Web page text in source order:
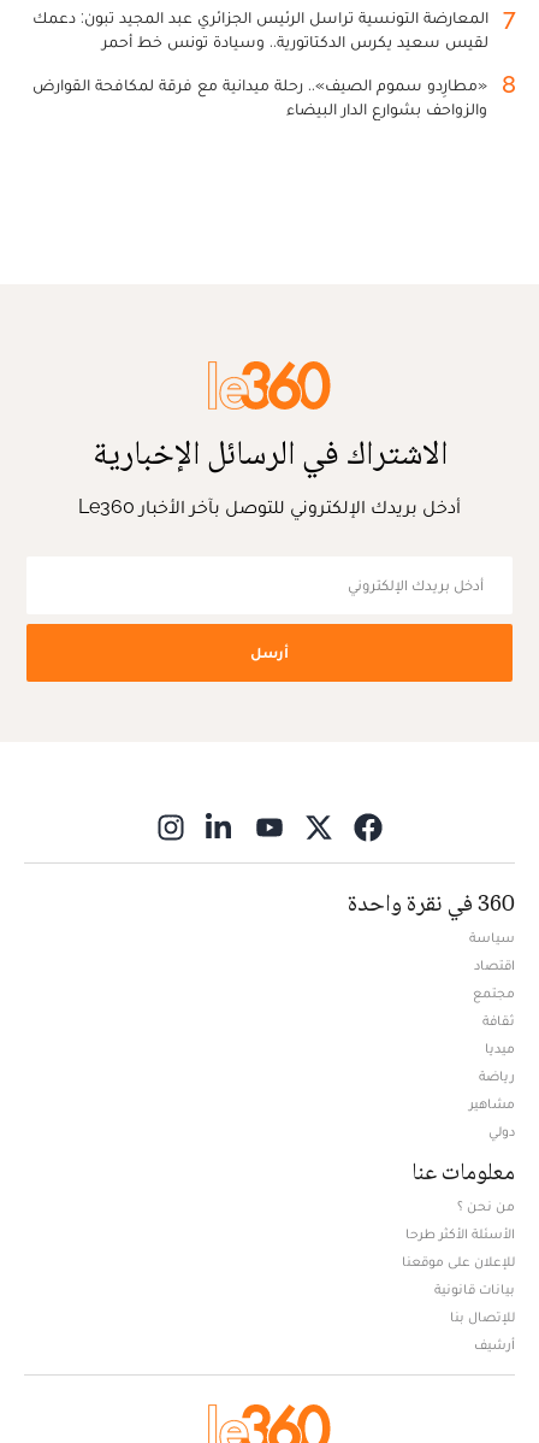
7
المعارضة التونسية تراسل الرئيس الجزائري عبد المجيد تبون: دعمك
لقيس سعيد يكرس الدكتاتورية.. وسيادة تونس خط أحمر
8
«مطارِدو سموم الصيف».. رحلة ميدانية مع فرقة لمكافحة القوارض
والزواحف بشوارع الدار البيضاء
الاشتراك في الرسائل الإخبارية
أدخل بريدك الإلكتروني للتوصل بآخر الأخبار Le360
أرسل
360 في نقرة واحدة
سياسة
اقتصاد
مجتمع
ثقافة
ميديا
رياضة
مشاهير
دولي
معلومات عنا
من نحن ؟
الأسئلة الأكثر طرحا
للإعلان على موقعنا
بيانات قانونية
للإتصال بنا
أرشيف